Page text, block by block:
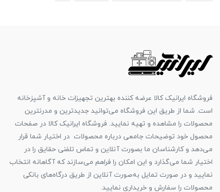
فروشگاه ایرانیک کالا عرضه کننده بهترین تجهیزات خانه و آشپزخانه
است. شما از طریق این فروشگاه می‌توانید جدیدترین و مدرنترین
محصولات را مشاهده و تهیه نمایید. فروشگاه ایرانیک کالا در صفحات
محصول خود توضیحات جامعی درباره محصولات در اختیار شما قرار
می‌دهد و کارشناسان ما بصورت آنلاین و تماس تلفنی حقایق را در
اختیار شما می‌گذارد و این امکان را فراهم می‌سازند که آگاهانه انتخاب
نمایید و در صورت تمایل به‌صورت آنلاین از طریق درگاه‌های بانکی
محصولات را سفارش و خریداری نمایید.